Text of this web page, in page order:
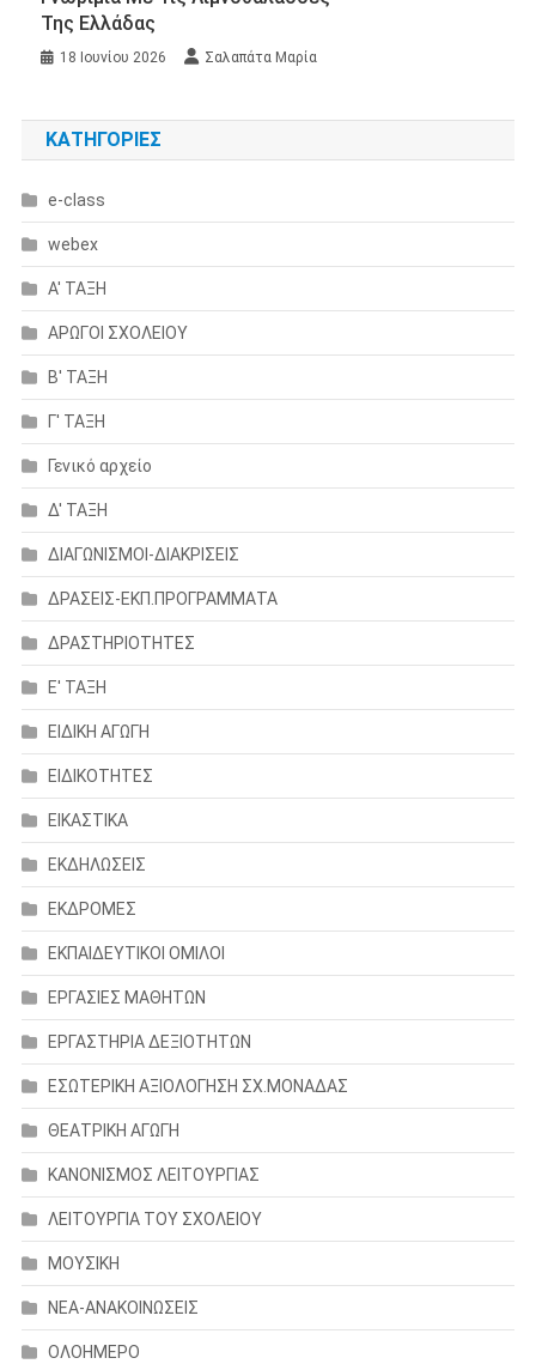
Της Ελλάδας
18 Ιουνίου 2026 Σαλαπάτα Μαρία
KΑΤΗΓΟΡΊΕΣ
e-class
webex
Α' ΤΑΞΗ
ΑΡΩΓΟΙ ΣΧΟΛΕΙΟΥ
Β' ΤΑΞΗ
Γ' ΤΑΞΗ
Γενικό αρχείο
Δ' ΤΑΞΗ
ΔΙΑΓΩΝΙΣΜΟΙ-ΔΙΑΚΡΙΣΕΙΣ
ΔΡΑΣΕΙΣ-ΕΚΠ.ΠΡΟΓΡΑΜΜΑΤΑ
ΔΡΑΣΤΗΡΙΟΤΗΤΕΣ
Ε' ΤΑΞΗ
ΕΙΔΙΚΗ ΑΓΩΓΗ
ΕΙΔΙΚΟΤΗΤΕΣ
ΕΙΚΑΣΤΙΚΑ
ΕΚΔΗΛΩΣΕΙΣ
ΕΚΔΡΟΜΕΣ
ΕΚΠΑΙΔΕΥΤΙΚΟΙ ΟΜΙΛΟΙ
ΕΡΓΑΣΙΕΣ ΜΑΘΗΤΩΝ
ΕΡΓΑΣΤΗΡΙΑ ΔΕΞΙΟΤΗΤΩΝ
ΕΣΩΤΕΡΙΚΗ ΑΞΙΟΛΟΓΗΣΗ ΣΧ.ΜΟΝΑΔΑΣ
ΘΕΑΤΡΙΚΗ ΑΓΩΓΗ
ΚΑΝΟΝΙΣΜΟΣ ΛΕΙΤΟΥΡΓΙΑΣ
ΛΕΙΤΟΥΡΓΙΑ ΤΟΥ ΣΧΟΛΕΙΟΥ
ΜΟΥΣΙΚΗ
ΝΕΑ-ΑΝΑΚΟΙΝΩΣΕΙΣ
ΟΛΟΗΜΕΡΟ